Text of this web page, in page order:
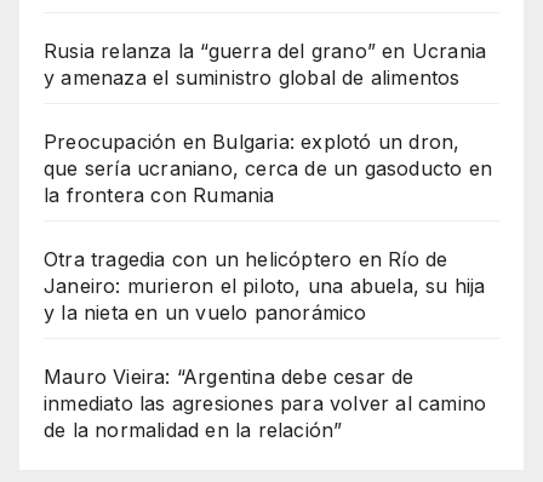
Rusia relanza la “guerra del grano” en Ucrania
y amenaza el suministro global de alimentos
Preocupación en Bulgaria: explotó un dron,
que sería ucraniano, cerca de un gasoducto en
la frontera con Rumania
Otra tragedia con un helicóptero en Río de
Janeiro: murieron el piloto, una abuela, su hija
y la nieta en un vuelo panorámico
Mauro Vieira: “Argentina debe cesar de
inmediato las agresiones para volver al camino
de la normalidad en la relación”